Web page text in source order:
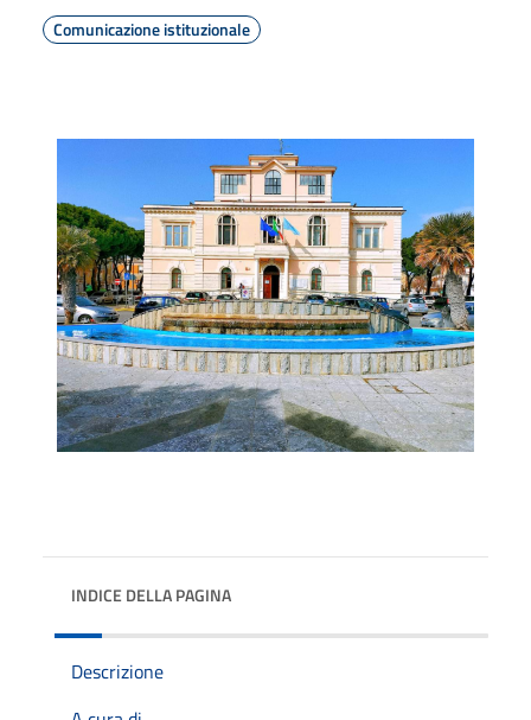
Comunicazione istituzionale
INDICE DELLA PAGINA
Descrizione